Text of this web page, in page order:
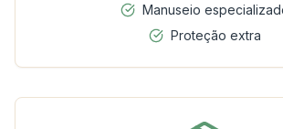
Manuseio
Proteção extra